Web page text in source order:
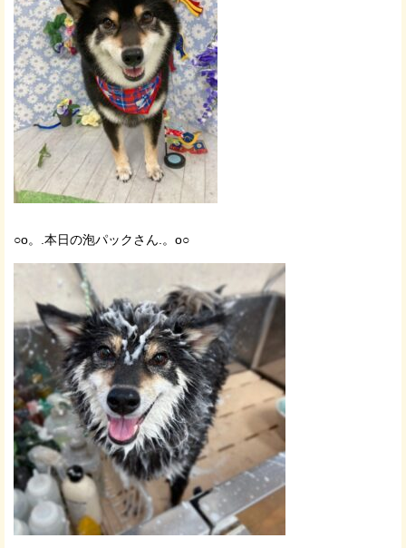
○o。.本日の泡パックさん.。o○